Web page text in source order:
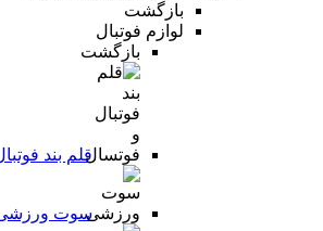
بازگشت
لوازم فوتبال
بازگشت
قلم بند
سوت